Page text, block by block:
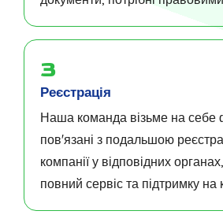
3
Реєстрація
Наша команда візьме на себе
пов'язані з подальшою
компанії у відповідних
повний сервіс та підтримку на